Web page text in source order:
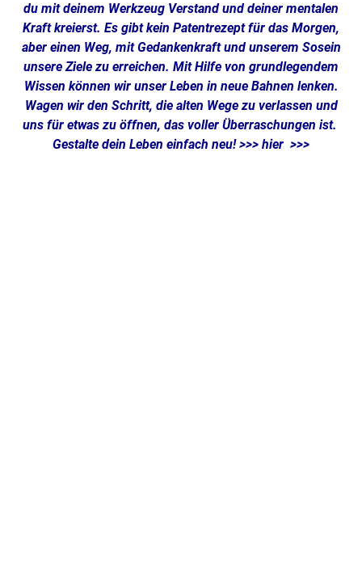
du mit deinem Werkzeug Verstand und deiner mentalen
Kraft kreierst. Es gibt kein Patentrezept für das Morgen,
aber einen Weg, mit Gedankenkraft und unserem Sosein
unsere Ziele zu erreichen. Mit Hilfe von grundlegendem
Wissen können wir unser Leben in neue Bahnen lenken.
Wagen wir den Schritt, die alten Wege zu verlassen und
uns für etwas zu öffnen, das voller Überraschungen ist.
Gestalte dein Leben einfach neu!>>> hier >>>